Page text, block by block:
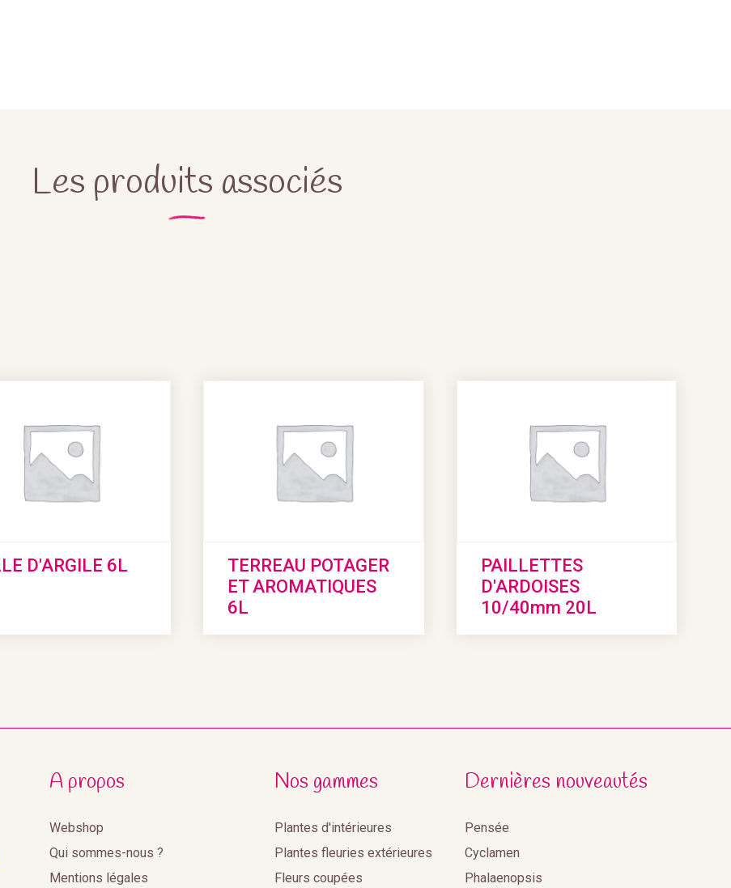
Les produits associés
D'ARGILE 6L
TERREAU POTAGER
ET AROMATIQUES
6L
PAILLETTES
D'ARDOISES
10/40mm 20L
A propos
Webshop
Qui sommes-nous ?
Mentions légales
Nos gammes
Plantes d'intérieures
Plantes fleuries extérieures
Fleurs coupées
Dernières nouveautés
Pensée
Cyclamen
Phalaenopsis